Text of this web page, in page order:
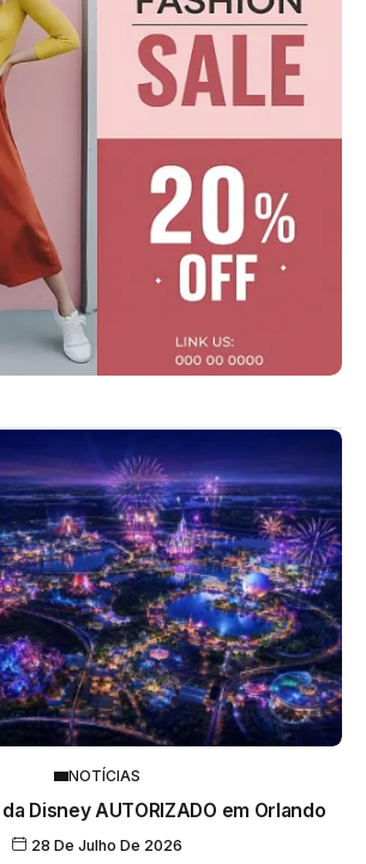
NOTÍCIAS
Disney AUTORIZADO em Orlando
28 De Julho De 2026